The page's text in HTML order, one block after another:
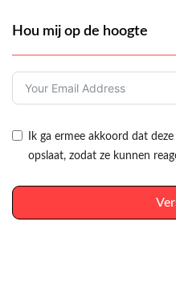
Hou mij op de hoogte
Ik ga ermee akkoord dat
opslaat, zodat ze kunnen